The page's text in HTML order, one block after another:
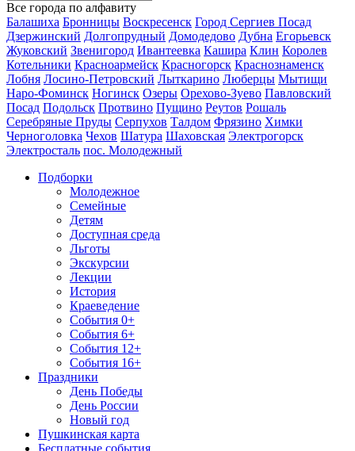
Все города по алфавиту
Балашиха Бронницы Воскресенск Город Сергиев Посад
Дзержинский Долгопрудный Домодедово Дубна Егорьевск
Жуковский Звенигород Ивантеевка Кашира Клин Королев
Котельники Красноармейск Красногорск Краснознаменск
Лобня Лосино-Петровский Лыткарино Люберцы Мытищи
Наро-Фоминск Ногинск Озеры Орехово-Зуево Павловский
Посад Подольск Протвино Пущино Реутов Рошаль
Серебряные Пруды Серпухов Талдом Фрязино Химки
Черноголовка Чехов Шатура Шаховская Электрогорск
Электросталь пос. Молодежный
Подборки
Молодежное
Семейные
Детям
Доступная среда
Льготы
Экскурсии
Лекции
История
Краеведение
События 0+
События 6+
События 12+
События 16+
Праздники
День Победы
День России
Новый год
Пушкинская карта
Бесплатные события